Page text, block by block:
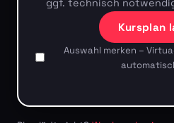
ggf. technisch
Kursplan
Auswahl merken –